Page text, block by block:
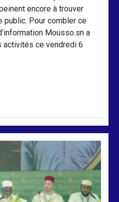
encore à trouver
public. Pour combler ce
Mousso.sn a
ce vendredi 6